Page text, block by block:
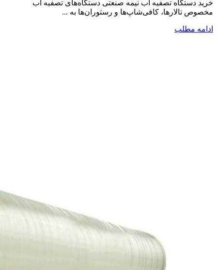
خرید دستگاه تصفیه آب نیمه صنعتی دستگاه‌های تصفیه آب
مخصوص تالارها، کافی‌شاپ‌ها و رستوران‌ها به ...
ادامه مطلب